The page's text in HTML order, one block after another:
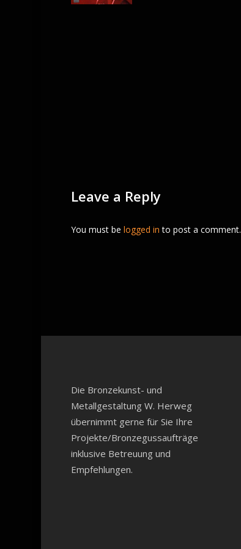
Leave a Reply
You must be logged in to post a comment.
Die Bronzekunst- und
Metallgestaltung W. Herweg
übernimmt gerne für Sie Ihre
Projekte/Bronzegussaufträge
inklusive Betreuung und
Empfehlungen.